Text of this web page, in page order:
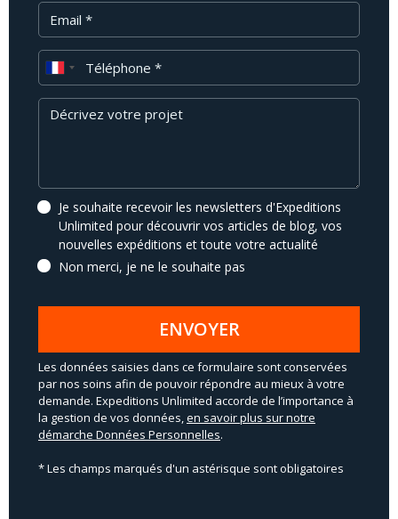
Email
Téléphone
Message
Je souhaite recevoir les newsletters d'Expeditions
Unlimited pour découvrir vos articles de blog, vos
nouvelles expéditions et toute votre actualité
Non merci, je ne le souhaite pas
ENVOYER
Les données saisies dans ce formulaire sont conservées
par nos soins afin de pouvoir répondre au mieux à votre
demande. Expeditions Unlimited accorde de l’importance à
la gestion de vos données,en savoir plus sur notre
démarche Données Personnelles.
* Les champs marqués d'un astérisque sont obligatoires